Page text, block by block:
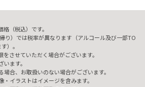
（税込）です。
り）では税率が異なります（アルコール及び一部TO
）。
させていただく場合がございます。
ます。
合、お取扱いのない場合がございます。
イラストはイメージを含みます。